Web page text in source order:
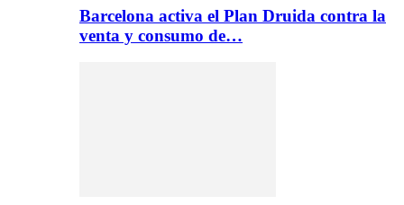
Barcelona activa el Plan Druida contra la
venta y consumo de…